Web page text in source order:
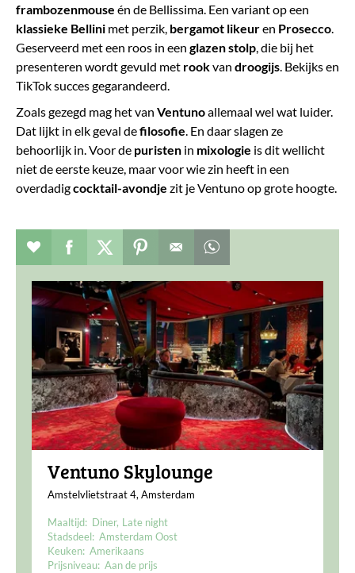
frambozenmouse én de Bellissima. Een variant op een
klassieke Bellini met perzik, bergamot likeuren Prosecco.
Geserveerd met een roos in een glazen stolp, die bij het
presenteren wordt gevuld met rookvan droogijs. Bekijks en
TikTok succes gegarandeerd.
Zoals gezegd mag het van Ventunoallemaal wel wat luider.
Dat lijkt in elk geval defilosofie. En daar slagen ze
behoorlijk in. Voor de puristen in mixologie is dit wellicht
niet de eerste keuze, maar voor wie zin heeft in een
overdadigcocktail-avondje zit je Ventuno op grote hoogte.
Verhaal toevoegen aan favorieten
Deel dit op facebook
Deel dit op twitter
Deel dit op pinterest
Ventuno Skylounge
Amstelvlietstraat 4, Amsterdam
Maaltijd: Diner Late night
Stadsdeel: Amsterdam Oost
Keuken: Amerikaans
Prijsniveau: Aan de prijs